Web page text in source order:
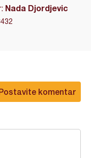
Nada Djordjevic
komentar